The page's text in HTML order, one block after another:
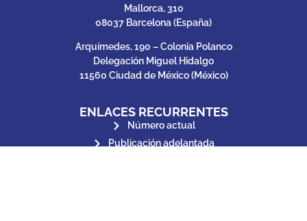
Mallorca, 310
08037 Barcelona (España)
Arquímedes, 190 – Colonia Polanco
Delegación Miguel Hidalgo
11560 Ciudad de México (México)
ENLACES RECURRENTES
Número actual
Publicación adelantada